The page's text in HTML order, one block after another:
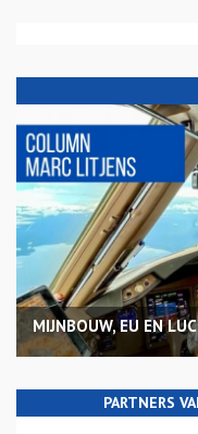
MIJNBOUW, EU EN
PARTNERS